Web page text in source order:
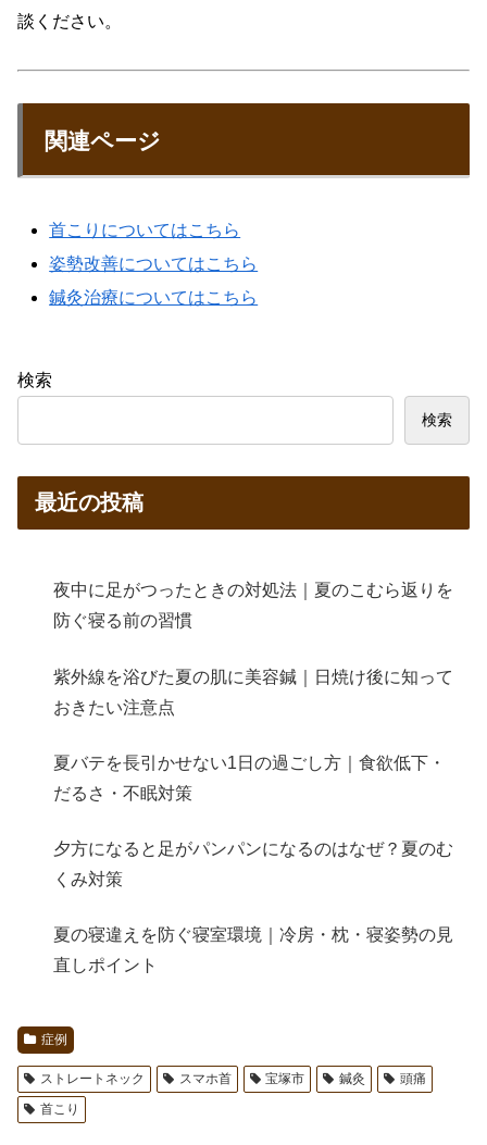
談ください。
関連ページ
首こりについてはこちら
姿勢改善についてはこちら
鍼灸治療についてはこちら
検索
検索
最近の投稿
夜中に足がつったときの対処法｜夏のこむら返りを
防ぐ寝る前の習慣
紫外線を浴びた夏の肌に美容鍼｜日焼け後に知って
おきたい注意点
夏バテを長引かせない1日の過ごし方｜食欲低下・
だるさ・不眠対策
夕方になると足がパンパンになるのはなぜ？夏のむ
くみ対策
夏の寝違えを防ぐ寝室環境｜冷房・枕・寝姿勢の見
直しポイント
症例
ストレートネック スマホ首 宝塚市 鍼灸
頭痛
首こり